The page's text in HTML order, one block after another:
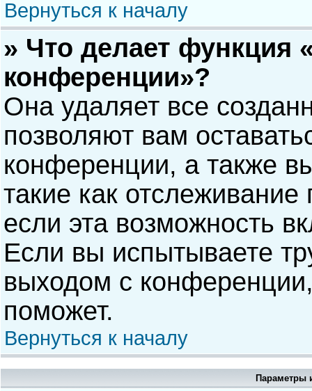
Вернуться к началу
» Что делает функция
конференции»?
Она удаляет все
позволяют вам
конференции, а также
такие как
если эта возможность
Если вы испытываете
выходом с
поможет.
Вернуться к началу
Параметры